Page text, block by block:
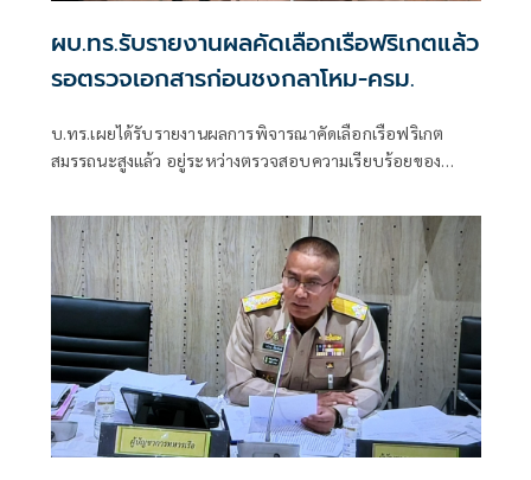
ผบ.ทร.รับรายงานผลคัดเลือกเรือฟริเกตแล้ว
รอตรวจเอกสารก่อนชงกลาโหม-ครม.
บ.ทร.เผยได้รับรายงานผลการพิจารณาคัดเลือกเรือฟริเกต
สมรรถนะสูงแล้ว อยู่ระหว่างตรวจสอบความเรียบร้อยของ